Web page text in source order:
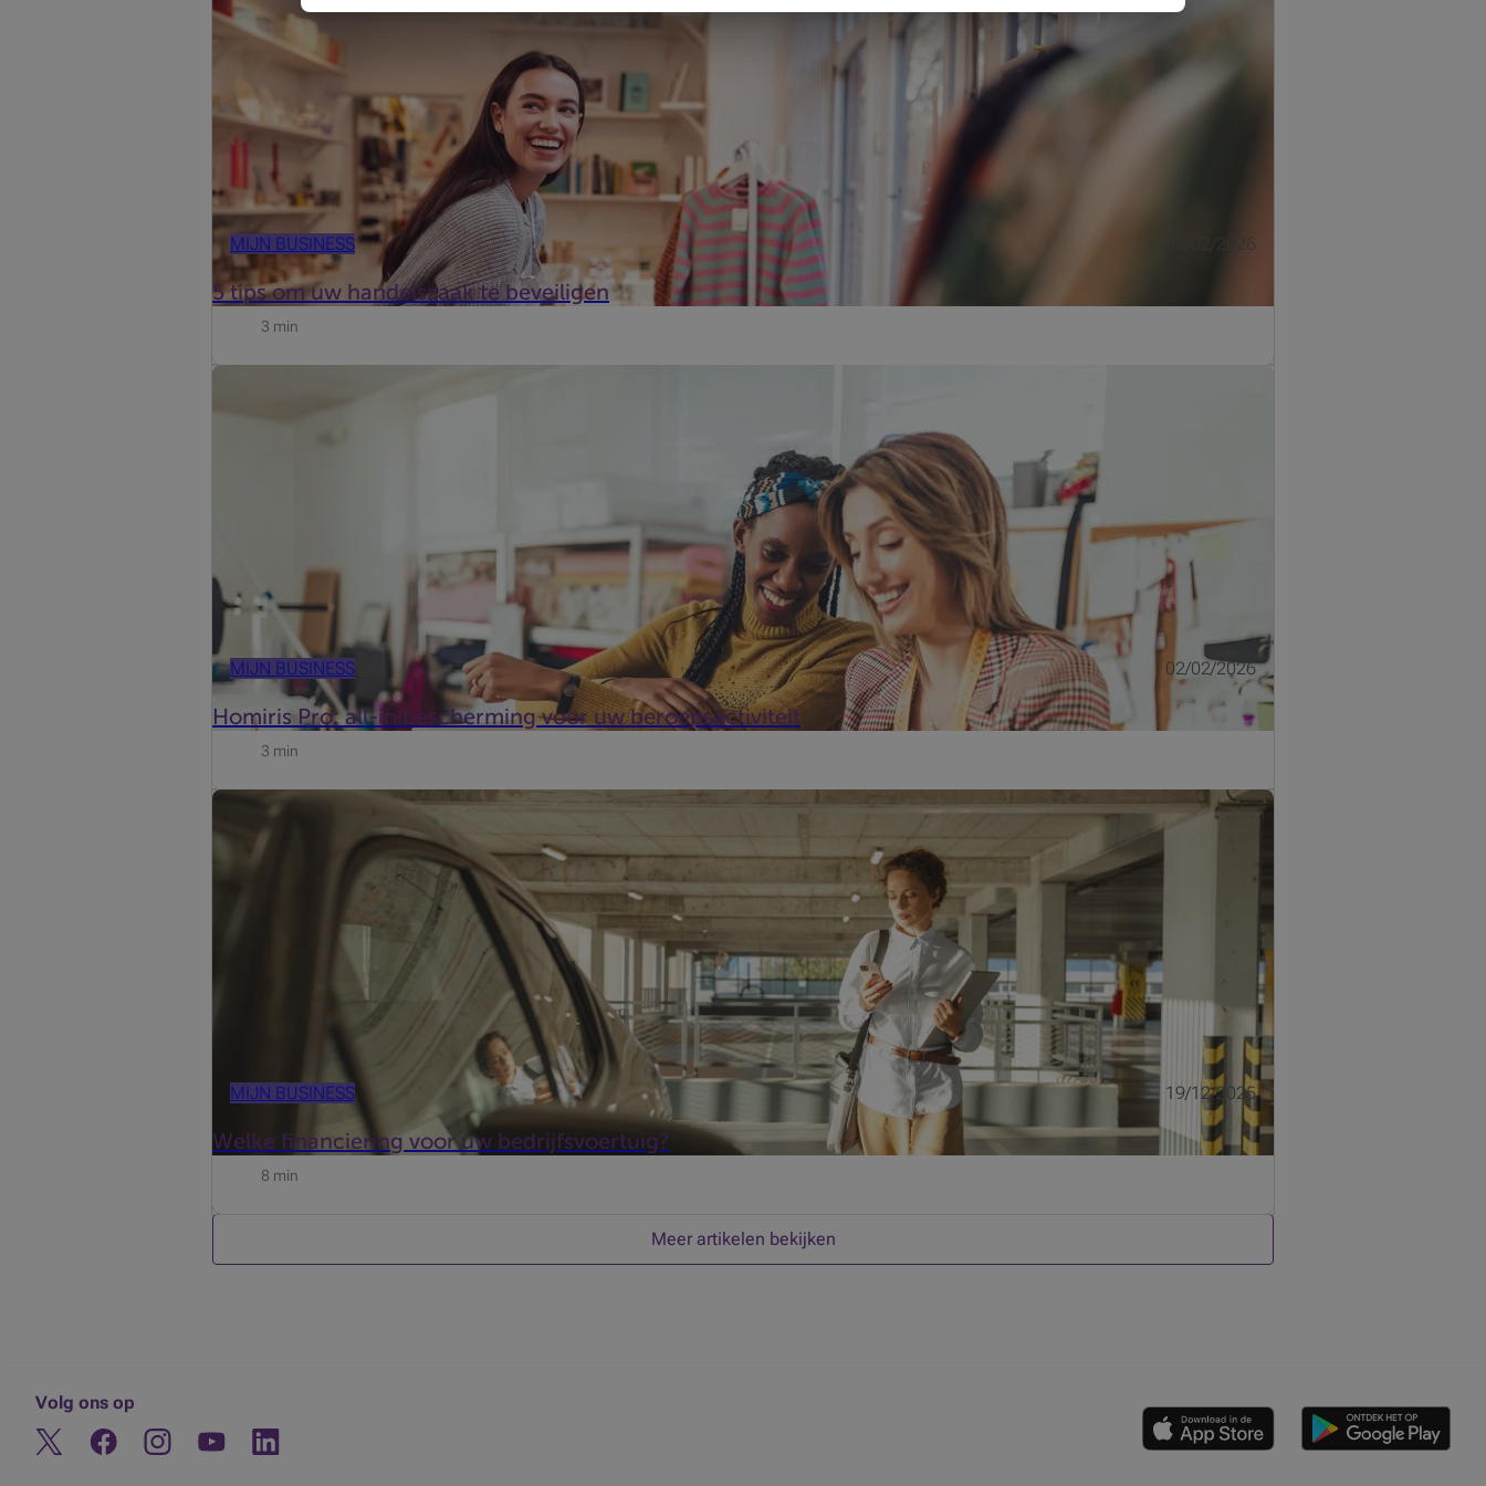
MIJN BUSINESS 03/02/2026
5 tips om uw handelszaak te beveiligen
3 min
MIJN BUSINESS 02/02/2026
Homiris Pro: all-in bescherming voor uw beroepsactiviteit
Wilt uw winkel, boetiek, kantoor of praktijk beschermen tegen de risico's van inbraak en brandgevaar? Homiris Pro is een verbonden
3 min
MIJN BUSINESS 19/12/2025
Welke financiering voor uw bedrijfsvoertuig?
Of u nu werkt als zelfstandige, zaakvoerder van een kmo of een vrij beroep uitoefent, mobiliteit is een essentiële pijler in uw bedrijf. Een
wagen kan tegelijk een onmisbare tool in uw werk zijn én een aantrekkelijk onderd...
8 min
Meer artikelen bekijken
Volg ons op
Twitter FacebookInstagramOntdek ons YouTube-kanaal
Linkedin